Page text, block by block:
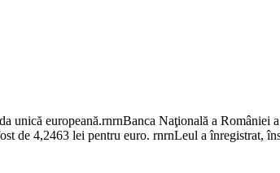
unică europeană.rnrnBanca Naţională a
de 4,2463 lei pentru euro. rnrnLeul a înregistrat,